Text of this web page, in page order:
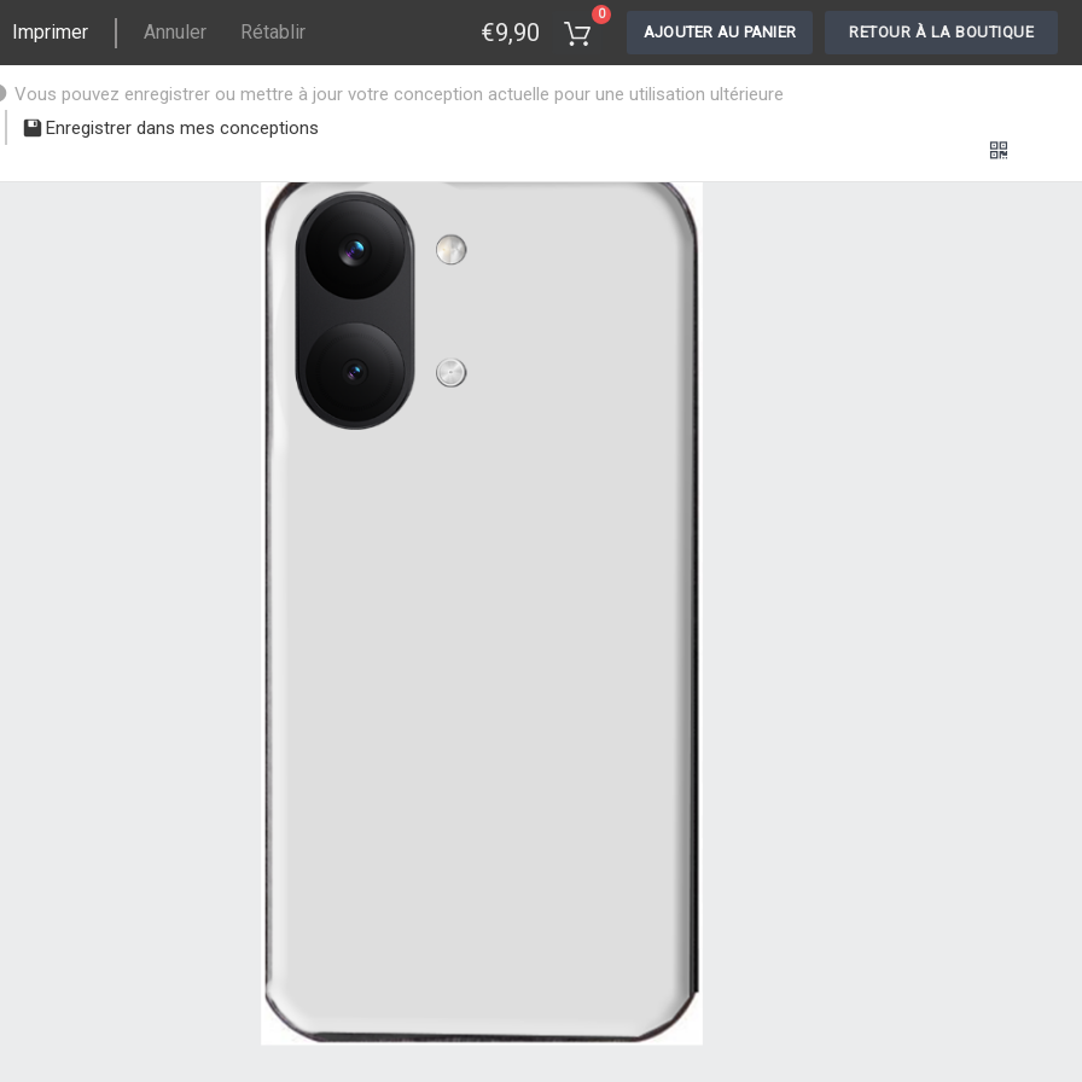
Imprimer Annuler Rétablir €9,90
0
AJOUTER AU PANIER RETOUR À LA BOUTIQUE
Vous pouvez enregistrer ou mettre à jour votre conception actuelle pour une utilisation ultérieure
Enregistrer dans mes conceptions